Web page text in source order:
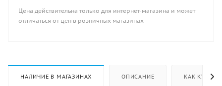
Цена действительна только для интернет-магазина и может
отличаться от цен в розничных магазинах
НАЛИЧИЕ В МАГАЗИНАХ ОПИСАНИЕ КАК КУПИТЬ